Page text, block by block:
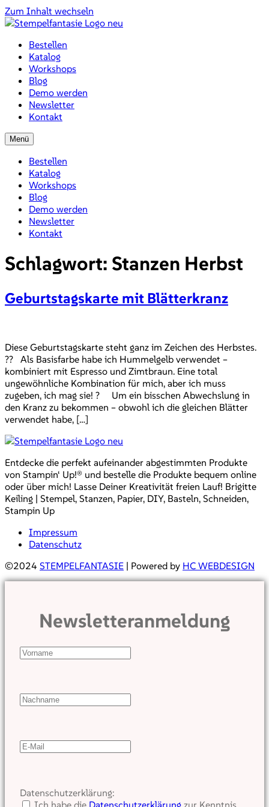
Zum Inhalt wechseln
Bestellen
Katalog
Workshops
Blog
Demo werden
Newsletter
Kontakt
Menü
Bestellen
Katalog
Workshops
Blog
Demo werden
Newsletter
Kontakt
Schlagwort: Stanzen Herbst
Geburtstagskarte mit Blätterkranz
Diese Geburtstagskarte steht ganz im Zeichen des Herbstes.
?? Als Basisfarbe habe ich Hummelgelb verwendet –
kombiniert mit Espresso und Zimtbraun. Eine total
ungewöhnliche Kombination für mich, aber ich muss
zugeben, ich mag sie! ? Um ein bisschen Abwechslung in
den Kranz zu bekommen – obwohl ich die gleichen Blätter
verwendet habe, […]
Entdecke die perfekt aufeinander abgestimmten Produkte
von Stampin‘ Up!® und bestelle die Produkte bequem online
oder über mich! Lasse Deiner Kreativität freien Lauf! Brigitte
Keiling | Stempel, Stanzen, Papier, DIY, Basteln, Schneiden,
Stampin Up
Impressum
Datenschutz
©2024 STEMPELFANTASIE | Powered by HC WEBDESIGN
Newsletteranmeldung
Datenschutzerklärung:
Ich habe die Datenschutzerklärung zur Kenntnis